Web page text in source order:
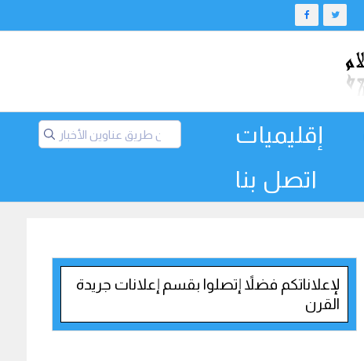
إقليميات
اتصل بنا
لإعلاناتكم فضلاً إتصلوا بقسم إعلانات جريدة
القرن